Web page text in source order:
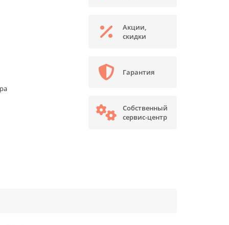
Акции,
скидки
Гарантия
Собственный
сервис-центр